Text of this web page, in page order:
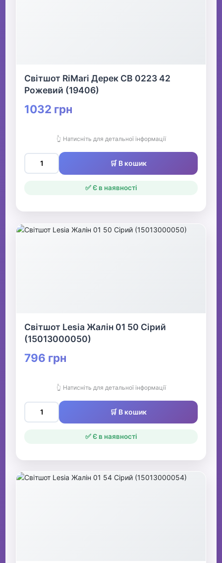
Світшот RiMari Дерек СВ 0223 42
Рожевий (19406)
1032 грн
👆 Натисніть для детальної інформації
🛒 В кошик
✅ Є в наявності
Світшот Lesia Жалін 01 50 Сірий
(15013000050)
796 грн
👆 Натисніть для детальної інформації
🛒 В кошик
✅ Є в наявності